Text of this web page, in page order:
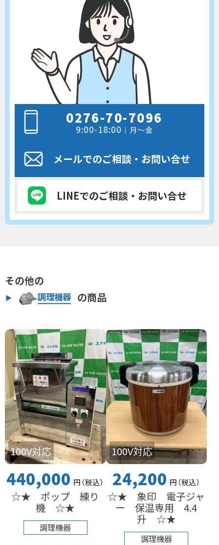
0276-70-7096
9:00-18:00 ｜月～金
メールでのご相談 ・お問い合せ
LINEでのご相談 ・お問い合せ
その他の
調理機器 の商品
100V対応
440,000 円（税込）
☆★ ポップ 練り
機 ☆★
調理機器
100V対応
24,200 円（税込）
☆★ 象印 電子ジャ
ー 保温専用 4.4
升 ☆★
調理機器